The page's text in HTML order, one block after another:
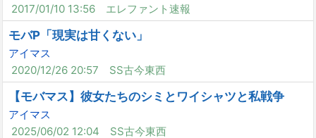
2017/01/10 13:56
エレファント速報
モバP「現実は甘くない」
アイマス
2020/12/26 20:57
SS古今東西
【モバマス】彼女たちのシミとワイシャツと私戦争
アイマス
2025/06/02 12:04
SS古今東西